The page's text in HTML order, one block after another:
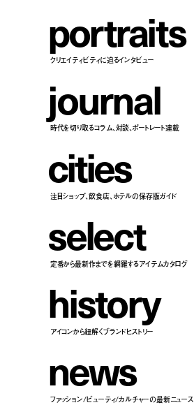
portraits
クリエイティビティに迫るインタビュー
journal
時代を切り取るコラム、対談、ポートレート連載
cities
注目ショップ、飲食店、ホテルの保存版ガイド
select
定番から最新作までを網羅するアイテムカタログ
history
アイコンから紐解くブランドヒストリー
news
ファッション/ビューティ/カルチャーの最新ニュース